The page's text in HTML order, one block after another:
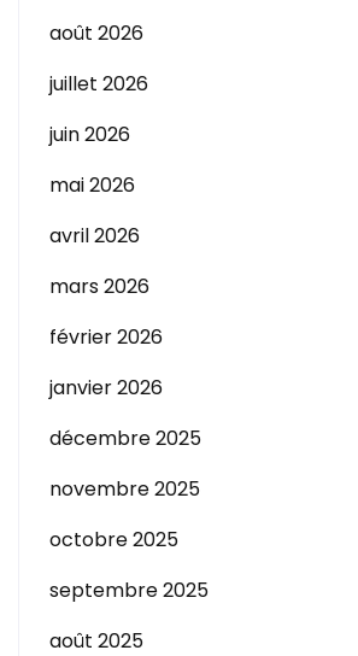
août 2026
juillet 2026
juin 2026
mai 2026
avril 2026
mars 2026
février 2026
janvier 2026
décembre 2025
novembre 2025
octobre 2025
septembre 2025
août 2025